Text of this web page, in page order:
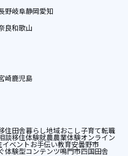
野岐阜静岡愛知
良和歌山
崎鹿児島
住田舎暮らし地域おこし子育て転職
談移住体験就農農業体験オンライン
イベントお手伝い教育安曇野市
体験型コンテンツ鳴門市四国田舎